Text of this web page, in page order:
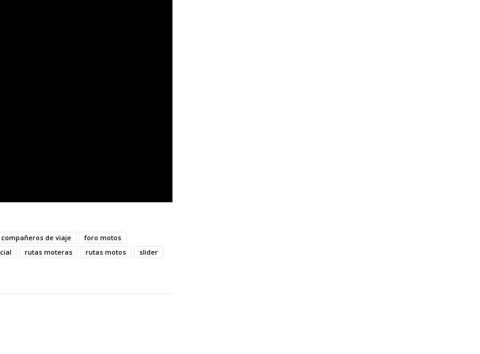
compañeros de viaje
foro motos
rutas moteras rutas motos
slider